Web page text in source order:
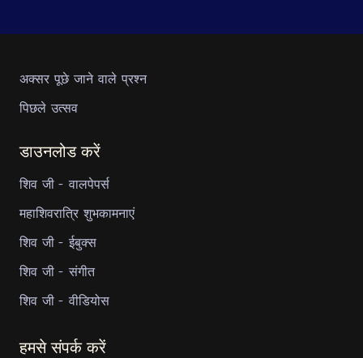
अक्सर पूछे जाने वाले प्रश्न
पिछले उत्सव
डाउनलोड करें
शिव जी - वालपेपर्स
महाशिवरात्रि शुभकामनाएं
शिव जी - ईबुक्स
शिव जी - संगीत
शिव जी - वीडियोस
हमसे संपर्क करें